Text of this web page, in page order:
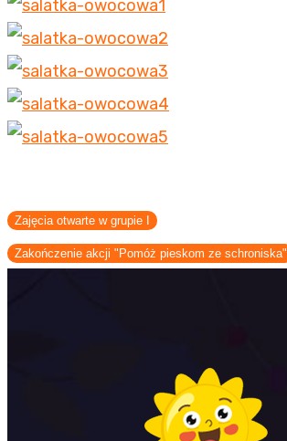
Zajęcia otwarte w grupie I
Zakończenie akcji "Pomóż pieskom ze schroniska"